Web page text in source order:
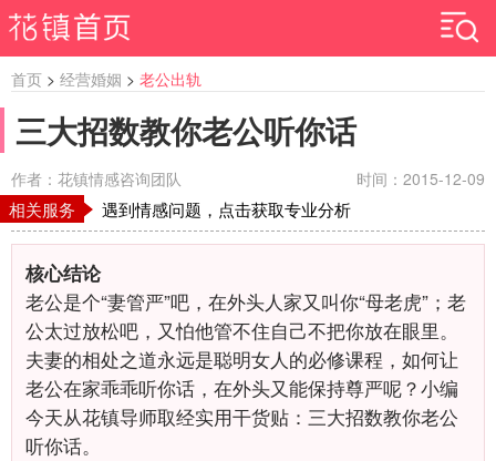
首页 > 经营婚姻 > 老公出轨
三大招数教你老公听你话
作者：花镇情感咨询团队 时间：2015-12-09
相关服务 遇到情感问题，点击获取专业分析
核心结论
老公是个“妻管严”吧，在外头人家又叫你“母老虎”；老
公太过放松吧，又怕他管不住自己不把你放在眼里。
夫妻的相处之道永远是聪明女人的必修课程，如何让
老公在家乖乖听你话，在外头又能保持尊严呢？小编
今天从花镇导师取经实用干货贴：三大招数教你老公
听你话。